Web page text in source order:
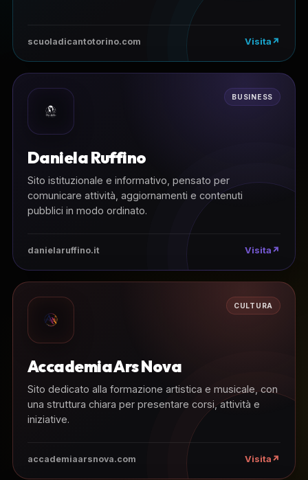
scuoladicantotorino.com Visita
BUSINESS
Daniela Ruffino
Sito istituzionale e informativo, pensato per
comunicare attività, aggiornamenti e contenuti
pubblici in modo ordinato.
danielaruffino.it Visita
CULTURA
Accademia Ars Nova
Sito dedicato alla formazione artistica e musicale, con
una struttura chiara per presentare corsi, attività e
iniziative.
accademiaarsnova.com Visita